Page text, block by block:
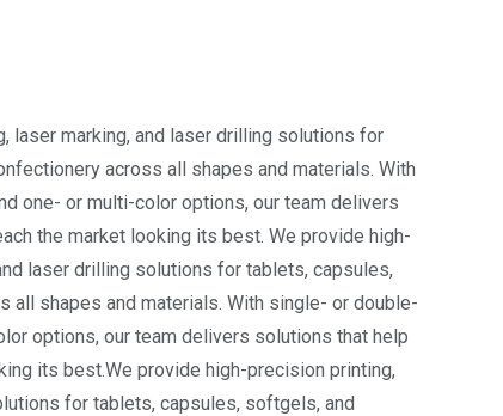
laser marking, and laser drilling solutions for
across all shapes and materials. With
one- or multi-color options, our team delivers
the market looking its best. We provide high-
laser drilling solutions for tablets, capsules,
all shapes and materials. With single- or double-
options, our team delivers solutions that help
its best.We provide high-precision printing,
for tablets, capsules, softgels, and